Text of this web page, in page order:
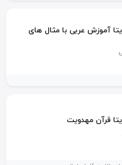
آموزش عربی با مثال های
قرآن مهدویت